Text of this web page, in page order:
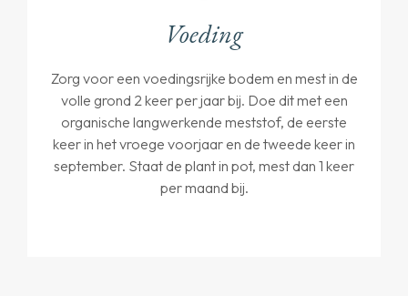
Voeding
Zorg voor een voedingsrijke bodem en mest in de
volle grond 2 keer per jaar bij. Doe dit met een
organische langwerkende meststof, de eerste
keer in het vroege voorjaar en de tweede keer in
september. Staat de plant in pot, mest dan 1 keer
per maand bij.